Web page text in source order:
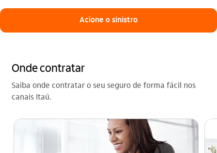
Acione o sinistro
Onde contratar
Saiba onde contratar o seu seguro de forma fácil nos
canais Itaú.